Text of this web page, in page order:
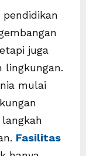
juga
lingkungan.
mulai
Fasilitas